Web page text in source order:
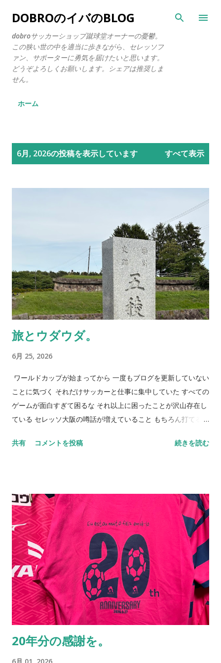
スキップしてメイン コンテンツに移動
DOBROのイバのBLOG
dobroサッカーショップ蹴球堂オーナーの憂鬱。
この狭い世の中を適当に歩きながら、セレッソフ
ァン、サポーターに勇気を届けたいと思います。
どうぞよろしくお願いします。シェアは推奨しま
せん。
ホーム
6月, 2026の投稿を表示しています すべて表示
旅とウダウダ。
6月 25, 2026
ワールドカップが始まってから 一度もブログを更新していない
ことに気づく それだけサッカーと仕事に集中していた すべての
ゲームが面白すぎて困るな それ以上に困ったことが沢山存在し
ている セレッソ大阪の噂話が増えていること もちろん打てる手
まう 考えても仕方ないので、あまり考えない そんなときには旅
共有 コメントを投稿 続きを読む
20年分の感謝を。